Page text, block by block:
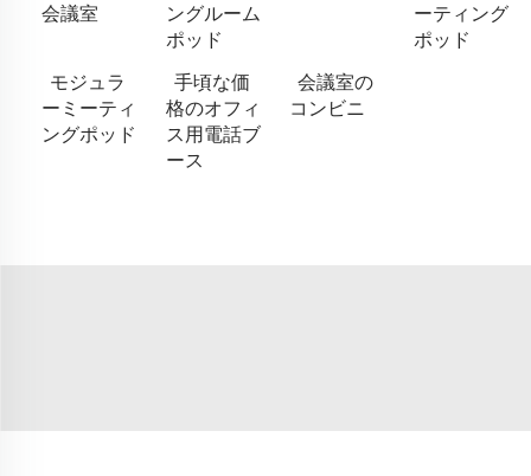
会議室
ングルーム
ポッド
ーティング
ポッド
モジュラ
ーミーティ
ングポッド
手頃な価
格のオフィ
ス用電話ブ
ース
会議室の
コンビニ